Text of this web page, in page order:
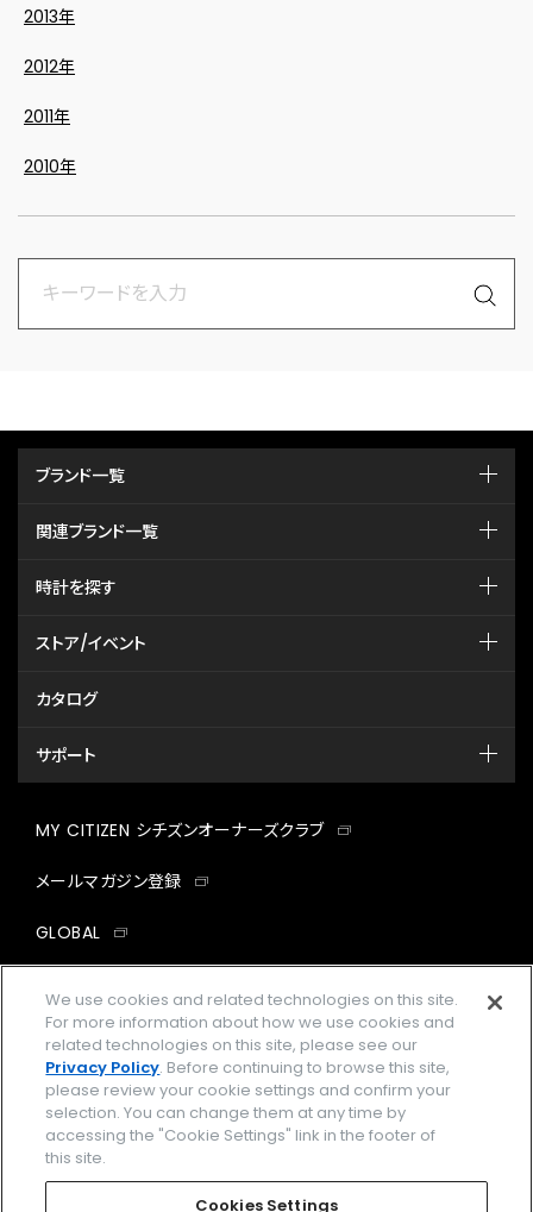
2013年
2012年
2011年
2010年
ブランド一覧
関連ブランド一覧
時計を探す
ストア/イベント
カタログ
サポート
MY CITIZEN シチズンオーナーズクラブ
メールマガジン登録
GLOBAL
facebookinstagramtwitter
企業情報 ご利用規約
プライバシーポリシー Cookies Settings
We use cookies and related technologies on this site.
For more information about how we use cookies and
related technologies on this site, please see our
Privacy Policy. Before continuing to browse this site,
please review your cookie settings and confirm your
selection. You can change them at any time by
accessing the "Cookie Settings" link in the footer of
this site.
Cookies Settings